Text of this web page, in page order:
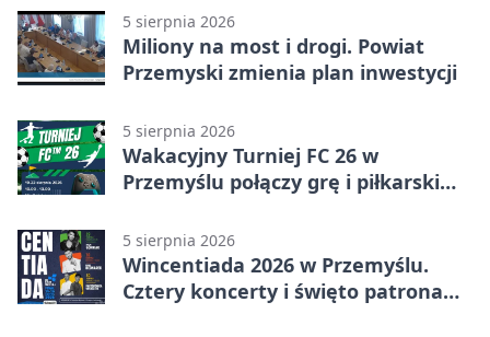
5 sierpnia 2026
Miliony na most i drogi. Powiat
Przemyski zmienia plan inwestycji
5 sierpnia 2026
Wakacyjny Turniej FC 26 w
Przemyślu połączy grę i piłkarski
5 sierpnia 2026
Wincentiada 2026 w Przemyślu.
Cztery koncerty i święto patrona